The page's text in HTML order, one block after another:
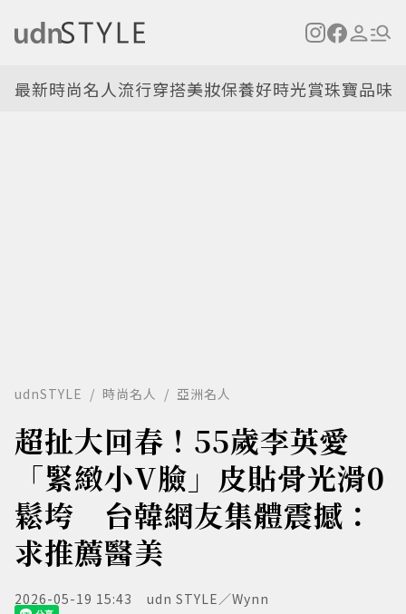
最新時尚名人流行穿搭美妝保養好時光賞珠寶品味
udnSTYLE 時尚名人 亞洲名人
超扯大回春！55歲李英愛
「緊緻小V臉」皮貼骨光滑0
鬆垮 台韓網友集體震撼：
求推薦醫美
2026-05-19 15:43 udn STYLE／Wynn